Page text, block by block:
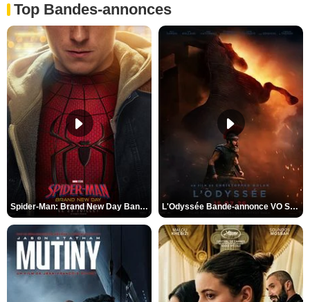
Top Bandes-annonces
Spider-Man: Brand New Day Bande-annonce VO STFR L'Odyssée Bande-annonce VO STFR